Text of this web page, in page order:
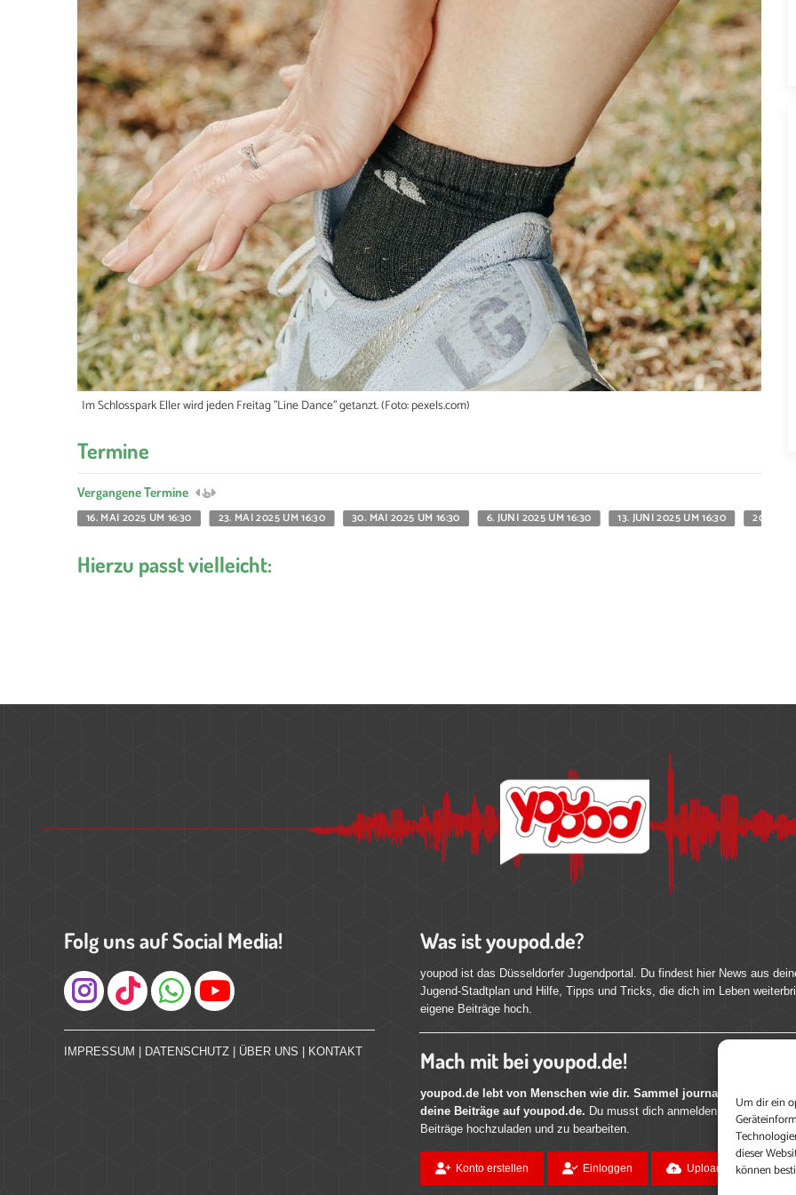
Um dir ein
dieser
können
Im Schlosspark Eller wird jeden Freitag "Line Dance" getanzt. (Foto: pexels.com)
Termine
Vergangene Termine
16. MAI 2025 UM 16:30
23. MAI 2025 UM 16:30 30. MAI 2025 UM 16:30 6. JUNI 2025 UM 16:30 13. JUNI 2025 UM 16:30 20. JUNI
Hierzu passt vielleicht:
Folg uns auf Social Media!
Instagram
IMPRESSUM | DATENSCHUTZ | ÜBER UNS | KONTAKT
Was ist youpod.de?
youpod ist das Düsseldorfer Jugendportal. Du findest hier News aus
Jugend-Stadtplan und Hilfe, Tipps und Tricks, die dich im Leben
eigene Beiträge hoch.
Mach mit bei youpod.de!
youpod.de lebt von Menschen wie dir. Sammel journalistische
deine Beiträge auf youpod.de. Du musst dich anmelden, um alle
Beiträge hochzuladen und zu bearbeiten.
Konto erstellen Einloggen Upload ohne Login